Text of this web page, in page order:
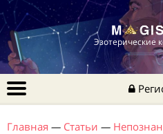
Эзотерические
Главная — Статьи —